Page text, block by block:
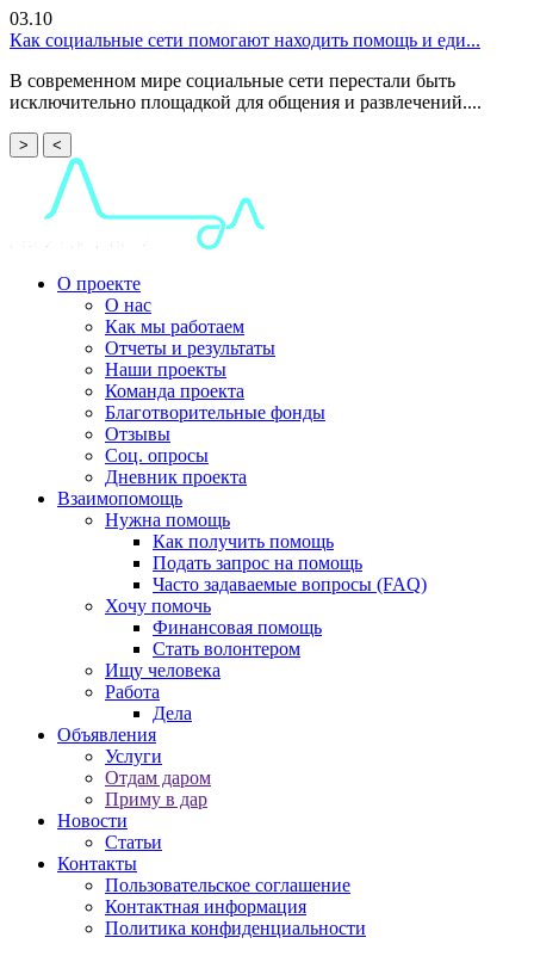
03.10
Как социальные сети помогают находить помощь и еди...
В современном мире социальные сети перестали быть
исключительно площадкой для общения и развлечений....
> <
О проекте
О нас
Как мы работаем
Отчеты и результаты
Наши проекты
Команда проекта
Благотворительные фонды
Отзывы
Соц. опросы
Дневник проекта
Взаимопомощь
Нужна помощь
Как получить помощь
Подать запрос на помощь
Часто задаваемые вопросы (FAQ)
Хочу помочь
Финансовая помощь
Стать волонтером
Ищу человека
Работа
Дела
Объявления
Услуги
Отдам даром
Приму в дар
Новости
Статьи
Контакты
Пользовательское соглашение
Контактная информация
Политика конфиденциальности